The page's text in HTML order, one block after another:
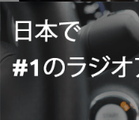
歴史酒場